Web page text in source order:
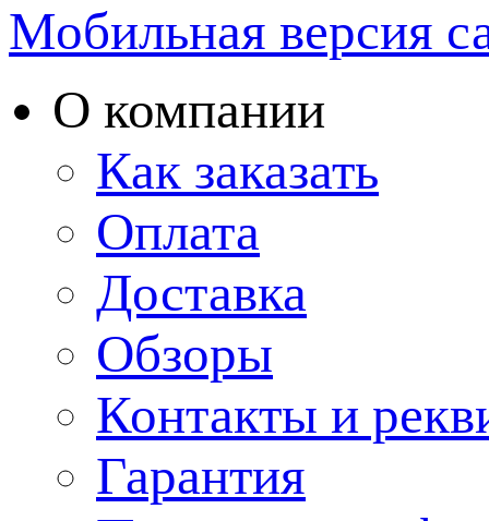
Мобильная версия
О компании
Как заказать
Оплата
Доставка
Обзоры
Контакты и
Гарантия